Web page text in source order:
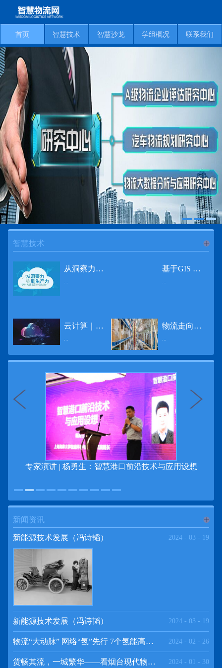
首页 智慧技术 智慧沙龙 学组概况 联系我们
智慧技术
从洞察力到生产力 伊利大数据的价值创造
...
基于GIS 的小城市交通网络分析研究
...
云计算｜边缘计算将为物联网行业带来巨大增长
...
物流走向未来的“魔法师”
...
专家演讲 | 杨勇生：智慧港口前沿技术与应用设想
新闻资讯
新能源技术发展（冯诗韬） 2024 - 03 - 19
新能源技术发展（冯诗韬） 2024 - 03 - 19
物流“大动脉” 网络“氢”先行 7个氢能高速场景落地京津冀 2024 - 02 - 26
货畅其流，一城繁华——看烟台现代物流发展 2024 - 01 - 30
频道
>>